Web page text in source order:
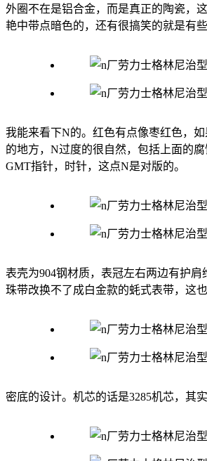
外圈不在是铝合金，而是真正的陶瓷，
艳中带点暗色的，还有很搞笑的就是有
我能来看下N的。红色有点像枣红色，
的地方，N过度的很自然，包括上面的
GMT指针，时针，这点N是对版的。
表壳为904钢材质，表冠左右两边有护
珠带改换不了成白金款的蚝式表带，这
密底的设计。机芯的话是3285机芯，其